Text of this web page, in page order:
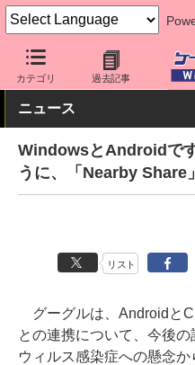
カテゴリ 過去記事
ケータイ Watch OS Android
ニュース
WindowsとAndroidで
うに、「Nearby Share
リスト
グーグルは、Androidと
との連携について、今後
ウィルス感染症への懸念か